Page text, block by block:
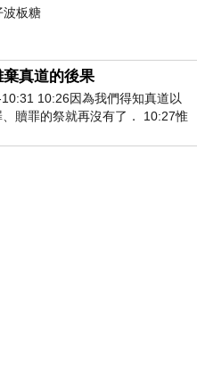
波板糖
真道的後果
10:26因為我們得知真道以
贖罪的祭就再沒有了． 10:27惟
那燒滅眾敵人的烈火